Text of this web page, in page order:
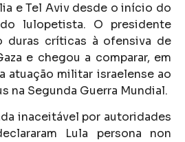
e Tel Aviv desde o início do
lulopetista. O presidente
duras críticas à ofensiva de
e chegou a comparar, em
atuação militar israelense ao
na Segunda Guerra Mundial.
inaceitável por autoridades
Lula persona non